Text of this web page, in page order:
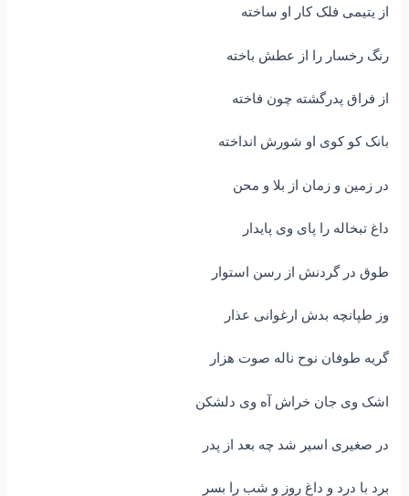
از یتیمی فلک کار او ساخته
رنگ رخسار را از عطش باخته
از فراق پدرگشته چون فاخته
بانک کو کوی او شورش انداخته
در زمین و زمان از بلا و محن
داغ تبخاله را پای وی پایدار
طوق در گردنش از رسن استوار
وز طپانچه بدش ارغوانی عذار
گریه طوفان نوح ناله صوت هزار
اشک وی جان خراش آه وی دلشکن
در صغیری اسیر شد چه بعد از پدر
برد با درد و داغ روز و شب را بسر